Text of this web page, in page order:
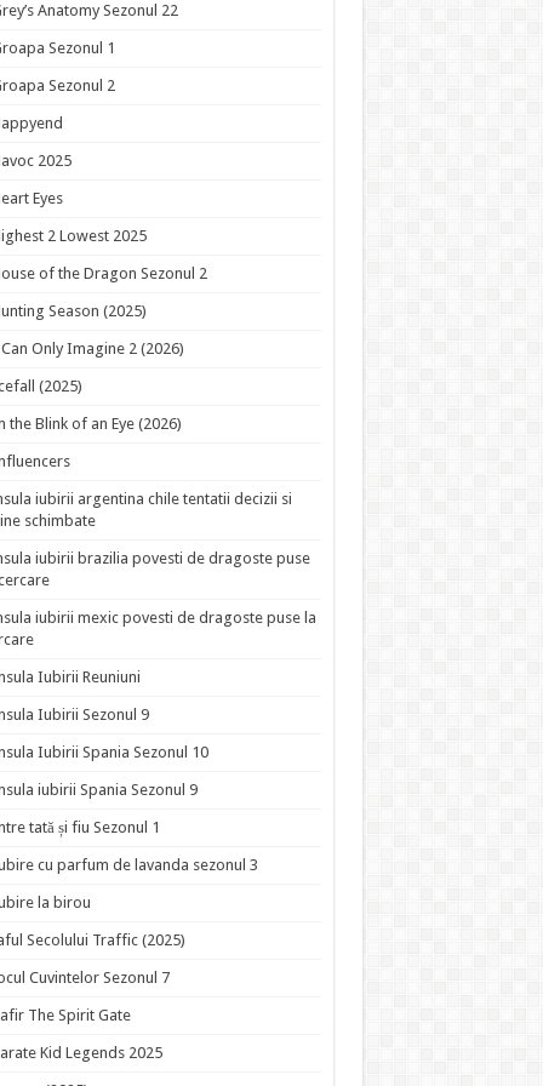
Anatomy Sezonul 22
Sezonul 1
Sezonul 2
2025
Eyes
2 Lowest 2025
of the Dragon Sezonul 2
Season (2025)
Only Imagine 2 (2026)
(2025)
the Blink of an Eye (2026)
iubirii argentina chile tentatii decizii si
schimbate
iubirii brazilia povesti de dragoste puse
iubirii mexic povesti de dragoste puse la
Iubirii Reuniuni
Iubirii Sezonul 9
Iubirii Spania Sezonul 10
iubirii Spania Sezonul 9
tată și fiu Sezonul 1
cu parfum de lavanda sezonul 3
la birou
Secolului Traffic (2025)
Cuvintelor Sezonul 7
The Spirit Gate
Kid Legends 2025